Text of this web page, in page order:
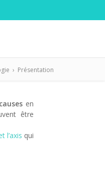
› Présentation
en
être
l’axis qui